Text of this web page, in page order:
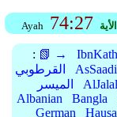
Ayah 74:27 الأية
: 📗 →
القرطوبي
الميسر
Albanian
Bangla
German
Hausa